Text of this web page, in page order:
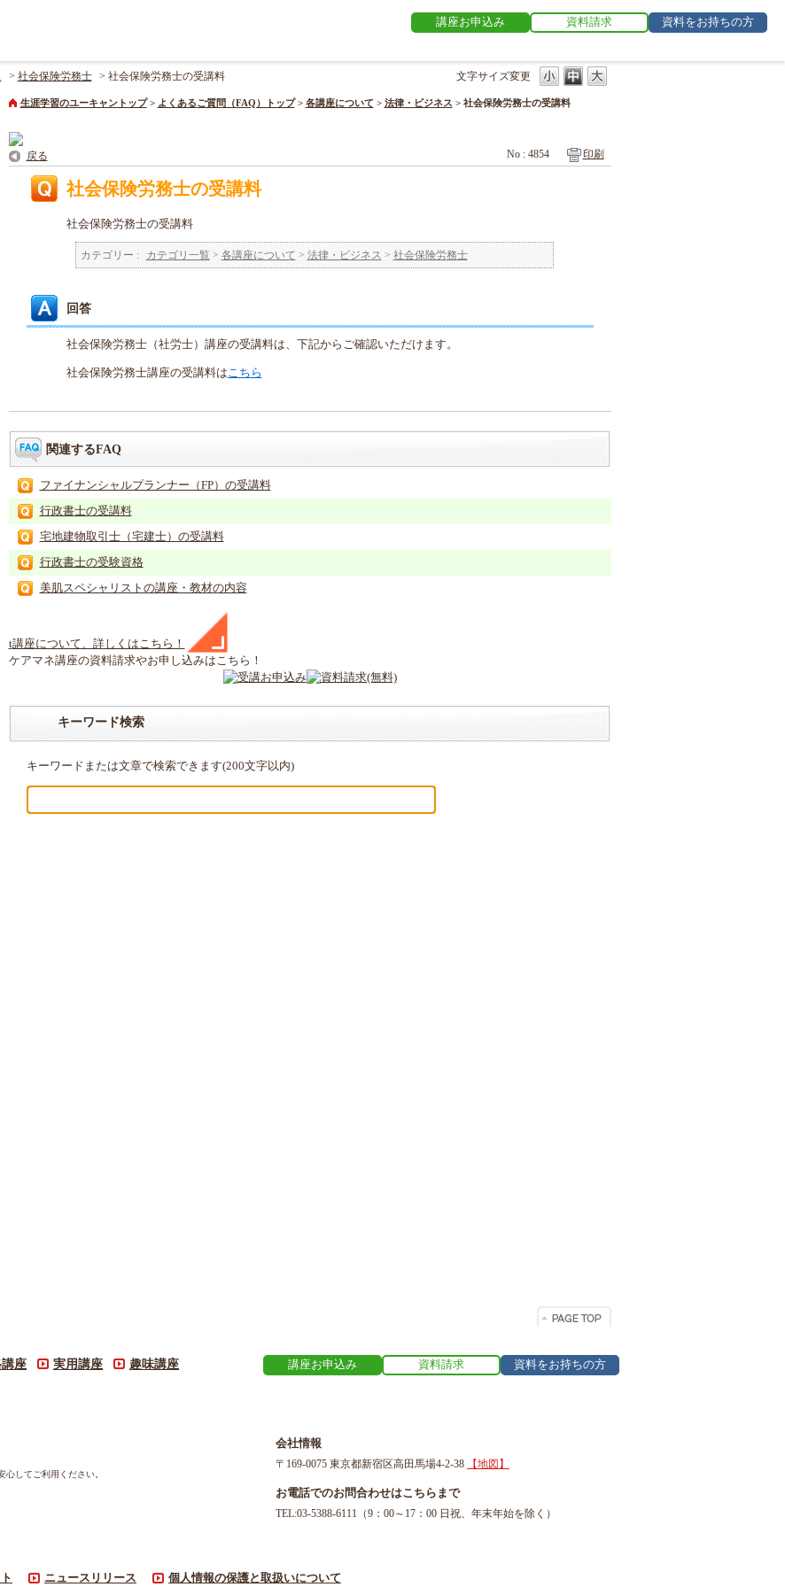
講座お申込み 資料請求 資料をお持ちの方
文字サイズ変更
> 社会保険労務士 > 社会保険労務士の受講料
生涯学習のユーキャントップ > よくあるご質問（FAQ）トップ > 各講座について > 法律・ビジネス > 社会保険労務士の受講料
戻る No : 4854 印刷
社会保険労務士の受講料
社会保険労務士の受講料
カテゴリー : カテゴリ一覧 > 各講座について > 法律・ビジネス > 社会保険労務士
回答
社会保険労務士（社労士）講座の受講料は、下記からご確認いただけます。
社会保険労務士講座の受講料は こちら
関連するFAQ
ファイナンシャルプランナー（FP）の受講料
行政書士の受講料
宅地建物取引士（宅建士）の受講料
行政書士の受験資格
美肌スペシャリストの講座・教材の内容
t講座について、詳しくはこちら！
ケアマネ講座の資料請求やお申し込みはこちら！
キーワード検索
キーワードまたは文章で検索できます(200文字以内)
座 実用講座 趣味講座 講座お申込み 資料請求 資料をお持ちの方
してご利用ください。
会社情報
〒169-0075 東京都新宿区高田馬場4-2-38 【地図】
お電話でのお問合わせはこちらまで
TEL:03-5388-6111（9：00～17：00 日祝、年末年始を除く）
ニュースリリース 個人情報の保護と取扱いについて